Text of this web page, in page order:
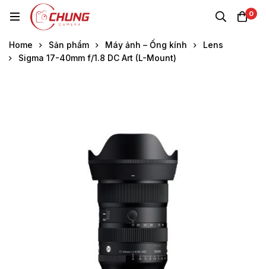
0
Home Sản phẩm Máy ảnh – Ống kính
Lens
Sigma 17-40mm f/1.8 DC Art (L-Mount)